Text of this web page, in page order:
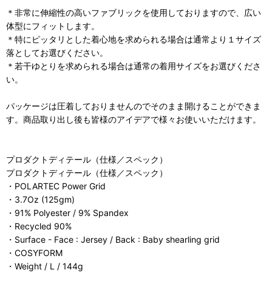
＊非常に伸縮性の高いファブリックを使用しておりますので、広い
体型にフィットします。
＊特にピッタリとした着心地を求められる場合は通常より１サイズ
落としてお選びください。
＊若干ゆとりを求められる場合は通常の着用サイズをお選びくださ
い。
パッケージは圧着しておりませんのでそのまま開けることができま
す。商品取り出し後も皆様のアイデアで様々お使いいただけます。
プロダクトディテール（仕様／スペック）
プロダクトディテール（仕様／スペック）
・POLARTEC Power Grid
・3.7Oz (125gm)
・91% Polyester / 9% Spandex
・Recycled 90%
・Surface - Face : Jersey / Back : Baby shearling grid
・COSYFORM
・Weight / L / 144g